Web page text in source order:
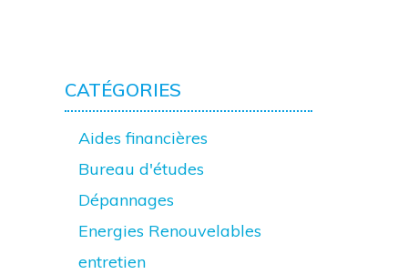
CATÉGORIES
Aides financières
Bureau d'études
Dépannages
Energies Renouvelables
entretien